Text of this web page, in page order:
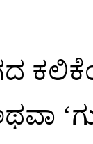
‘